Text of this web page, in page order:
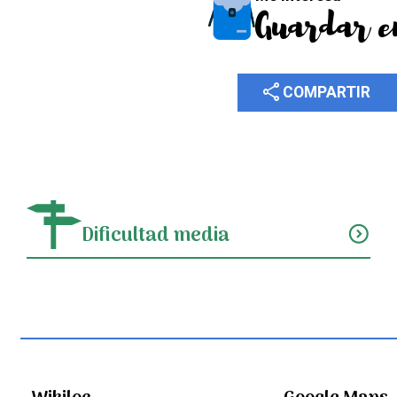
Guardar
share COMPARTIR
Dificultad media expand_circle_down